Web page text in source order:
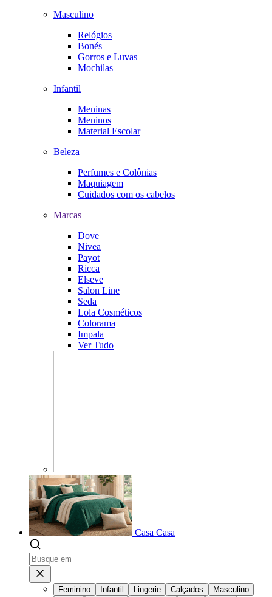
Masculino
Relógios
Bonés
Gorros e Luvas
Mochilas
Infantil
Meninas
Meninos
Material Escolar
Beleza
Perfumes e Colônias
Maquiagem
Cuidados com os cabelos
Marcas
Dove
Nivea
Payot
Ricca
Elseve
Salon Line
Seda
Lola Cosméticos
Colorama
Impala
Ver Tudo
Casa Casa
Feminino Infantil Lingerie Calçados
Masculino